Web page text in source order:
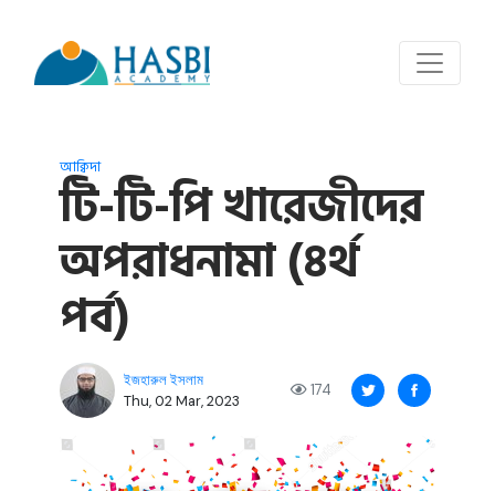
আক্বিদা
টি-টি-পি খারেজীদের
অপরাধনামা (৪র্থ
পর্ব)
ইজহারুল ইসলাম
Thu, 02 Mar, 2023
174